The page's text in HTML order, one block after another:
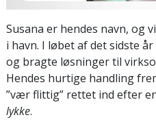
Susana er hendes navn, og
i havn. I løbet af det sidste
og bragte løsninger til
Hendes hurtige handling
”vær flittig” rettet ind efter
lykke.